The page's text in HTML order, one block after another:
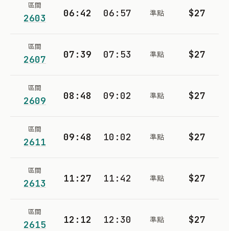
區間
2603 06:42 06:57 準點 $27
區間
2607 07:39 07:53 準點 $27
區間
2609 08:48 09:02 準點 $27
區間
2611 09:48 10:02 準點 $27
區間
2613 11:27 11:42 準點 $27
區間
2615 12:12 12:30 準點 $27